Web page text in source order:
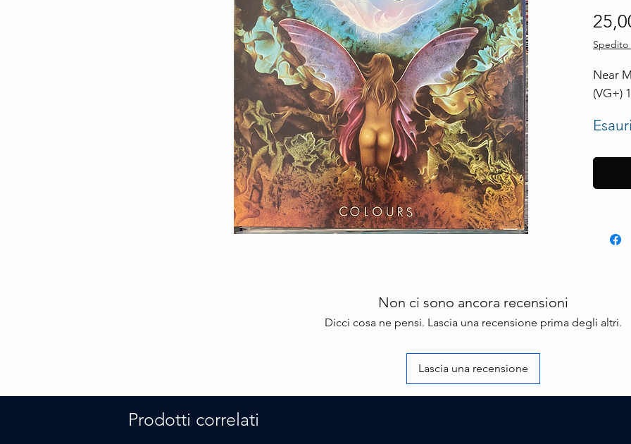
Spedito
Near
(VG+)
Non ci sono ancora recensioni
Dicci cosa ne pensi. Lascia una recensione prima degli altri.
Lascia una recensione
Prodotti correlati